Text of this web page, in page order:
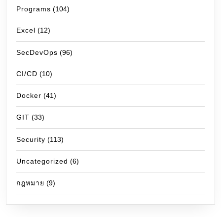
Programs (104)
Excel (12)
SecDevOps (96)
CI/CD (10)
Docker (41)
GIT (33)
Security (113)
Uncategorized (6)
กฎหมาย (9)